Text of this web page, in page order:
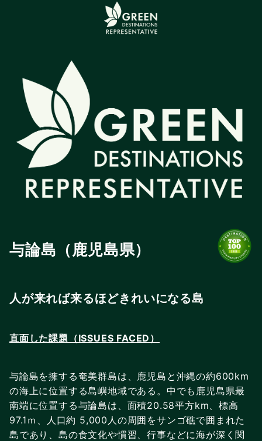
与論島（鹿児島県）
人が来れば来るほどきれいになる島
直面した課題（ISSUES FACED）
与論島を擁する奄美群島は、鹿児島と沖縄の約600km
の海上に位置する島嶼地域である。中でも鹿児島県最
南端に位置する与論島は、面積20.58平方km、標高
97.1ｍ、人口約 5,000人の周囲をサンゴ礁で囲まれた
島であり、島の食文化や慣習、行事などに海が深く関